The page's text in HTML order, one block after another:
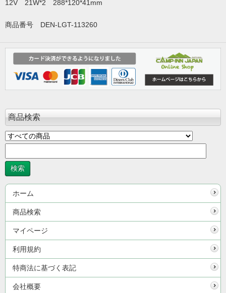
12V 21W*2 288*120*41mm
商品番号 DEN-LGT-113260
商品検索
ホーム
商品検索
マイページ
利用規約
特商法に基づく表記
会社概要